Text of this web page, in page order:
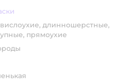
вислоухие, длинношерстные,
прямоухие